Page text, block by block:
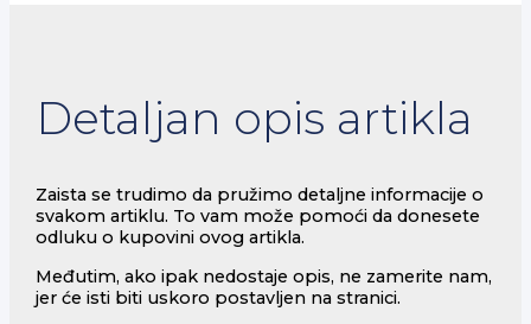
Detaljan opis artikla
Zaista se trudimo da pružimo detaljne informacije o
svakom artiklu. To vam može pomoći da donesete
odluku o kupovini ovog artikla.
Međutim, ako ipak nedostaje opis, ne zamerite nam,
jer će isti biti uskoro postavljen na stranici.